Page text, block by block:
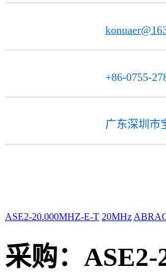
+86-0755-
广东深圳市
ASE2-20.000MHZ-E-T 20MHz
采购：